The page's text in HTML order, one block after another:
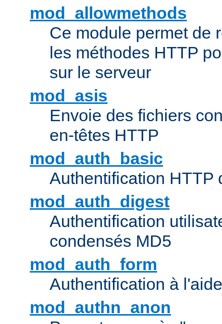
mod_allowmethods
Ce module permet de
les méthodes HTTP
sur le serveur
mod_asis
Envoie des fichiers
en-têtes HTTP
mod_auth_basic
Authentification HTTP
mod_auth_digest
Authentification
condensés MD5
mod_auth_form
Authentification à
mod_authn_anon